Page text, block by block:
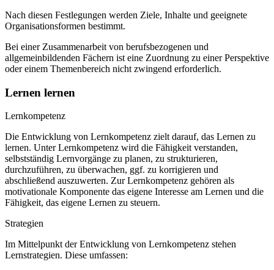
Nach diesen Festlegungen werden Ziele, Inhalte und geeignete
Organisationsformen bestimmt.
Bei einer Zusammenarbeit von berufsbezogenen und
allgemeinbildenden Fächern ist eine Zuordnung zu einer Perspektive
oder einem Themenbereich nicht zwingend erforderlich.
Lernen lernen
Lernkompetenz
Die Entwicklung von Lernkompetenz zielt darauf, das Lernen zu
lernen. Unter Lernkompetenz wird die Fähigkeit verstanden,
selbstständig Lernvorgänge zu planen, zu strukturieren,
durchzuführen, zu überwachen, ggf. zu korrigieren und
abschließend auszuwerten. Zur Lernkompetenz gehören als
motivationale Komponente das eigene Interesse am Lernen und die
Fähigkeit, das eigene Lernen zu steuern.
Strategien
Im Mittelpunkt der Entwicklung von Lernkompetenz stehen
Lernstrategien. Diese umfassen: